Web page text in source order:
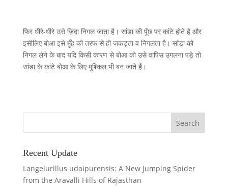
फिर धीरे-धीरे उसे ज़िंदा निगल जाता है। सांडा की पूँछ पर कांटे होते हैं और
इसीलिए बोआ इसे मुँह की तरफ से ही जकड़ता व निगलता है। सांडा को
निगल लेने के बाद यदि किसी कारण से बोआ को उसे वापिस उगलना पड़े तो
सांडा के कांटे बोआ के लिए मुश्किल भी बन जाते हैं।
Recent Update
Langelurillus udaipurensis: A New Jumping Spider
from the Aravalli Hills of Rajasthan